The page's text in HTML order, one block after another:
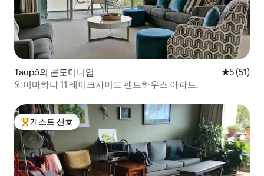
Taupō의 콘도미니엄 평점 5점
5 (51)
와이마하나 11 레이크사이드 펜트하우스 아파트.
상위 게스트 선호
게스트 선호